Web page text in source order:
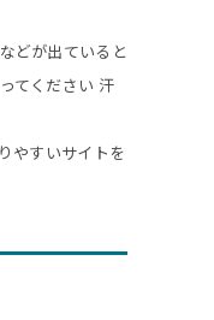
どが出ていると
てください 汗
やすいサイトを